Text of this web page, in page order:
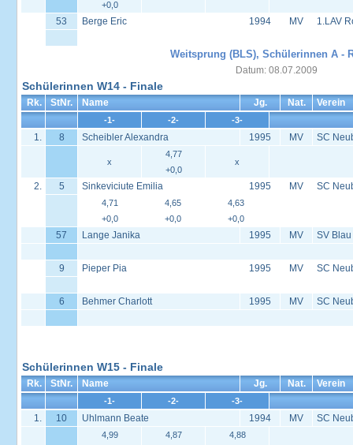
+0,0
53 Berge Eric 1994 MV 1.LAV
Weitsprung (BLS), Schülerinnen A -
Datum: 08.07.2009
Schülerinnen W14 - Finale
Rk. StNr. Name Jg. Nat. Verein
-1- -2- -3-
1. 8 Scheibler Alexandra 1995 MV SC
x
4,77
+0,0
x
2. 5 Sinkeviciute Emilia 1995 MV SC
4,71
+0,0
4,65
+0,0
4,63
+0,0
57 Lange Janika 1995 MV SV
9 Pieper Pia 1995 MV SC
6 Behmer Charlott 1995 MV SC
Schülerinnen W15 - Finale
Rk. StNr. Name Jg. Nat. Verein
-1- -2- -3-
1. 10 Uhlmann Beate 1994 MV SC
4,99
4,87
4,88